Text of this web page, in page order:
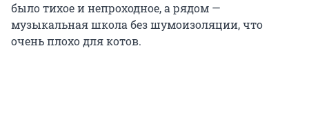
было тихое и непроходное, а рядом —
музыкальная школа без шумоизоляции, что
очень плохо для котов.